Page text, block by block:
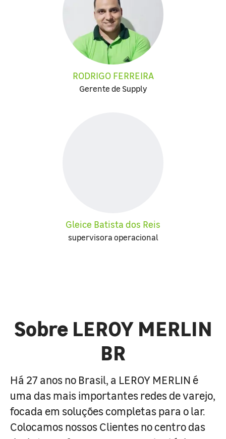
RODRIGO FERREIRA
Gerente de Supply
Gleice Batista dos Reis
supervisora operacional
Sobre LEROY MERLIN
BR
Há 27 anos no Brasil, a LEROY MERLIN é
uma das mais importantes redes de varejo,
focada em soluções completas para o lar.
Colocamos nossos Clientes no centro das